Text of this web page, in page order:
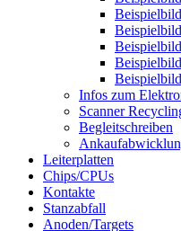
Infos zum
Scanner
Begleitschreiben
Leiterplatten
Chips/CPUs
Kontakte
Stanzabfall
Anoden/Targets